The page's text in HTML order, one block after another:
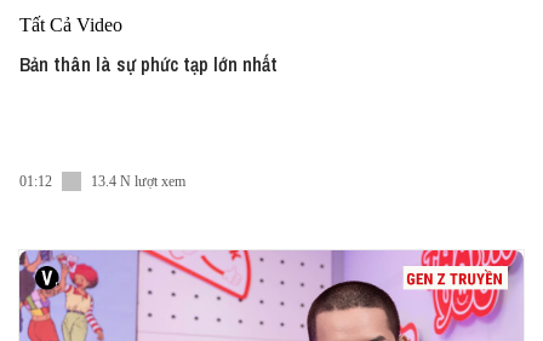
Tất Cả Video
Bản thân là sự phức tạp lớn nhất
01:12 13.4 N lượt xem